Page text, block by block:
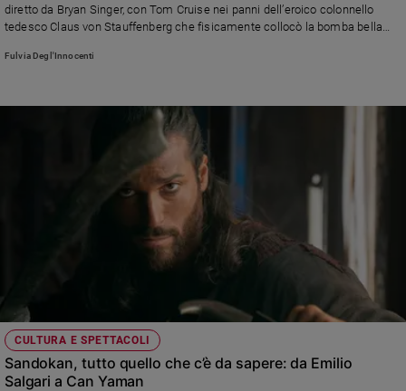
diretto da Bryan Singer, con Tom Cruise nei panni dell’eroico colonnello
tedesco Claus von Stauffenberg che fisicamente collocò la bomba bella
Fulvia Degl'Innocenti
CULTURA E SPETTACOLI
Sandokan, tutto quello che c’è da sapere: da Emilio
Salgari a Can Yaman